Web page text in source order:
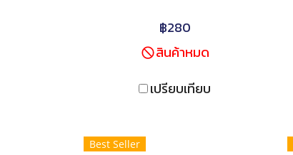
฿280
สินค้าหมด
เปรียบเทียบ
Best Seller